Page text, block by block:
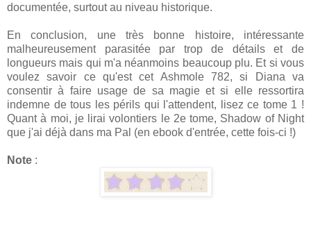
documentée, surtout au niveau historique.
En conclusion, une très bonne histoire, intéressante
malheureusement parasitée par trop de détails et de
longueurs mais qui m'a néanmoins beaucoup plu. Et si vous
voulez savoir ce qu'est cet Ashmole 782, si Diana va
consentir à faire usage de sa magie et si elle ressortira
indemne de tous les périls qui l'attendent, lisez ce tome 1 !
Quant à moi, je lirai volontiers le 2e tome, Shadow of Night
que j'ai déjà dans ma Pal (en ebook d'entrée, cette fois-ci !)
Note :